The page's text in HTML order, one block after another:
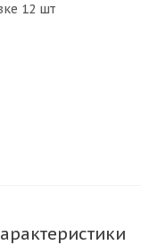
12 шт